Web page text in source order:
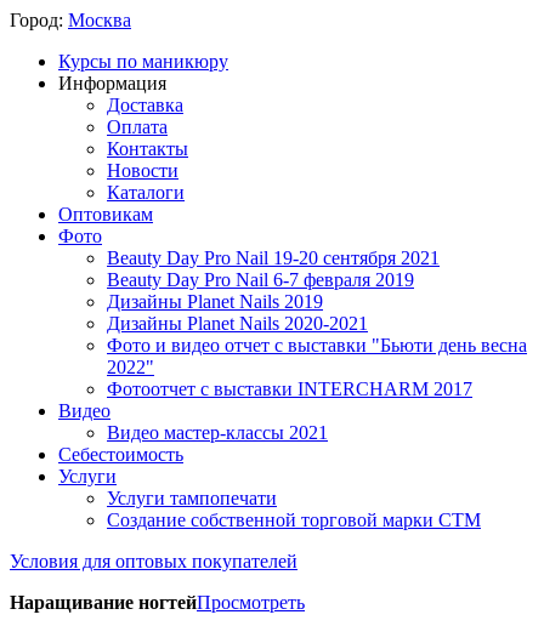
Город: Москва
Курсы по маникюру
Информация
Доставка
Оплата
Контакты
Новости
Каталоги
Оптовикам
Фото
Beauty Day Pro Nail 19-20 сентября 2021
Beauty Day Pro Nail 6-7 февраля 2019
Дизайны Planet Nails 2019
Дизайны Planet Nails 2020-2021
Фото и видео отчет с выставки "Бьюти день весна
2022"
Фотоотчет с выставки INTERCHARM 2017
Видео
Видео мастер-классы 2021
Себестоимость
Услуги
Услуги тампопечати
Создание собственной торговой марки СТМ
Условия для оптовых покупателей
Наращивание ногтейПросмотреть